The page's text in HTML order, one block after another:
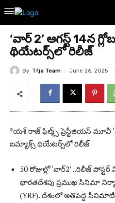
‘వార్ 2’ ఆగస్ట్ 14న
థియేటర్స్‌లో రిలీజ్
By Tfja Team June 26, 2025
*యశ్ రాజ్ ఫిల్మ్స్ ప్రెస్టీజియస్ మూవీ
ఐమ్యాక్స్ థియేటర్స్‌లో రిలీజ్
50 రోజుల్లో ‘వార్2’ ..రిలీజ్
భారతదేశపు ప్రముఖ సినిమా
(YRF). దేశంలో అతిపెద్ద